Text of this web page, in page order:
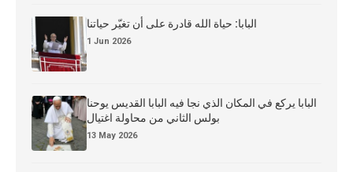
البابا: حياة الله قادرة على أن تغيّر حياتنا
1 Jun 2026
البابا يركع في المكان الذي نجا فيه البابا القديس يوحنا
بولس الثاني من محاولة اغتيال
13 May 2026